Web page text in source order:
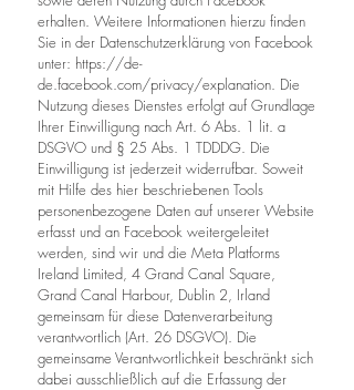
erhalten. Weitere Informationen hierzu finden
Sie in der Datenschutzerklärung von Facebook
unter: https://de-
de.facebook.com/privacy/explanation. Die
Nutzung dieses Dienstes erfolgt auf Grundlage
Ihrer Einwilligung nach Art. 6 Abs. 1 lit. a
DSGVO und § 25 Abs. 1 TDDDG. Die
Einwilligung ist jederzeit widerrufbar. Soweit
mit Hilfe des hier beschriebenen Tools
personenbezogene Daten auf unserer Website
erfasst und an Facebook weitergeleitet
werden, sind wir und die Meta Platforms
Ireland Limited, 4 Grand Canal Square,
Grand Canal Harbour, Dublin 2, Irland
gemeinsam für diese Datenverarbeitung
verantwortlich (Art. 26 DSGVO). Die
gemeinsame Verantwortlichkeit beschränkt sich
dabei ausschließlich auf die Erfassung der